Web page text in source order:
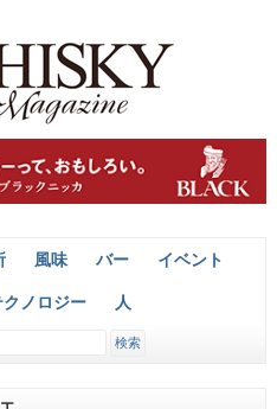
風味 バー イベント
クノロジー 人